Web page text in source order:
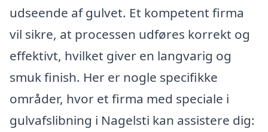
udseende af gulvet. Et kompetent firma
vil sikre, at processen udføres korrekt og
effektivt, hvilket giver en langvarig og
smuk finish. Her er nogle specifikke
områder, hvor et firma med speciale i
gulvafslibning i Nagelsti kan assistere dig: